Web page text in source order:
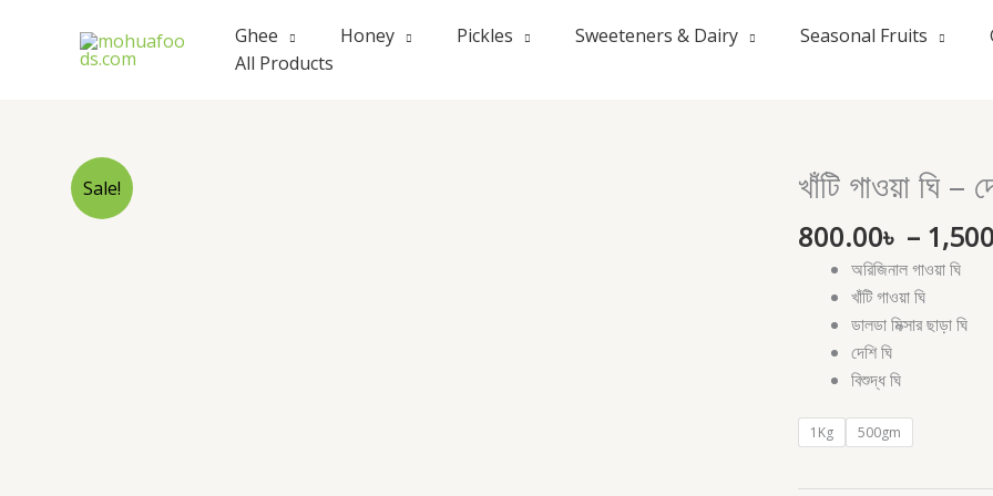
Ghee Honey Pickles Sweeteners & Dairy Seasonal Fruits
All Products
Sale! খাঁটি গাওয়া ঘি –
800.00৳ –
অরিজিনাল গাওয়া ঘি
খাঁটি গাওয়া ঘি
ডালডা মিক্সার ছাড়া ঘি
দেশি ঘি
বিশুদ্ধ ঘি
1Kg 500gm
খাঁটি
গাওয়া
ঘি
স্বাদের